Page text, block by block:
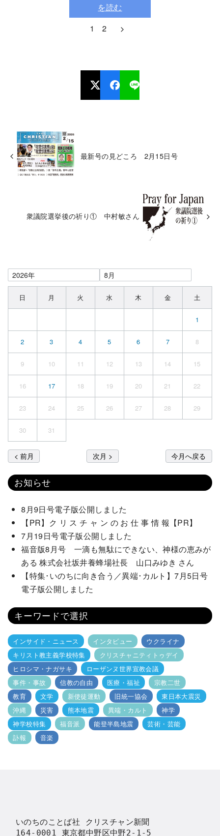
を読む
1
2
最新号の見どころ 2月15日号
衆議院選挙後の祈り① 中村敏さん
日 月 火 水 木 金 土
1
2 3 4 5 6 7 8
9 10 11 12 13 14 15
16 17 18 19 20 21 22
23 24 25 26 27 28 29
30 31
< 前月 次月 > 今月へ戻る
お知らせ
8月9日号電子版公開しました
【PR】ク リ ス チ ャ ン の お 仕 事 情 報【PR】
7月19日号電子版公開しました
福音版8月号 一滴も無駄にできない、神様の恵みが
ある 株式会社坂井養蜂場社長 山口みゆき さん
【特集･いのちに向き合う／異端･カルト】7月5日号
電子版公開しました
キーワードで選択
インサイド・ニュース インタビュー
ウクライナ
キリスト教主義学校特集
クリスチャニティトゥデイ
ヒロシマ・ナガサキ
ローザンヌ世界宣教会議
事件・事故
信教の自由 医療・福祉
宗教二世
教育
文学 新使徒運動 旧統一協会
東日本大震災
沖縄
災害 熊本地震 異端・カルト
神学
神学校特集
福音派 能登半島地震
芸術・芸能
訃報
音楽
いのちのことば社 クリスチャン新聞
164-0001 東京都中野区中野2-1-5